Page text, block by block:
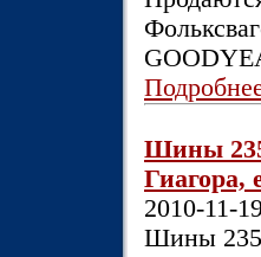
Шины
Гиагора,
2010-11-
Шины 235/